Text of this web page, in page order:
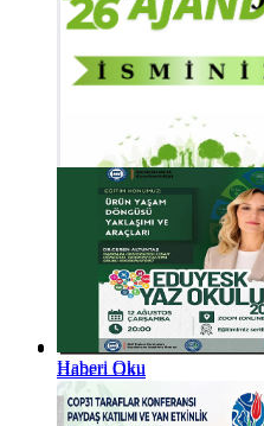
Haberi Oku
Haberi Oku